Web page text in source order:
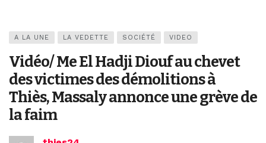
A LA UNE LA VEDETTE SOCIÉTÉ VIDEO
Vidéo/ Me El Hadji Diouf au chevet
des victimes des démolitions à
Thiès, Massaly annonce une grève de
la faim